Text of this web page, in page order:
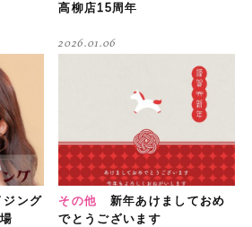
高柳店15周年
ジング
その他
新年あけましておめ
でとうございます
2026.01.06